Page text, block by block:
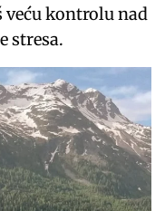
kontrolu nad
stresa.